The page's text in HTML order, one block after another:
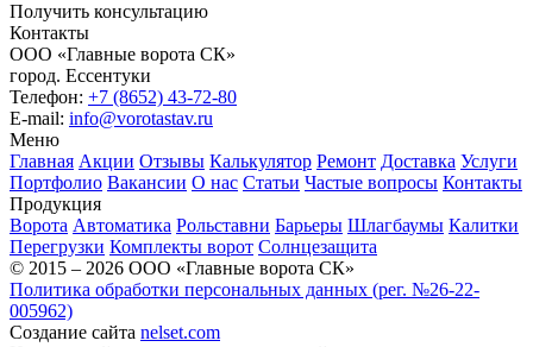
Получить консультацию
Контакты
ООО «Главные ворота СК»
город. Ессентуки
Телефон: +7 (8652) 43-72-80
E-mail: info@vorotastav.ru
Меню
Главная Акции Отзывы Калькулятор Ремонт Доставка Услуги
Портфолио Вакансии О нас Статьи Частые вопросы Контакты
Продукция
Ворота Автоматика Рольставни Барьеры Шлагбаумы Калитки
Перегрузки Комплекты ворот Солнцезащита
© 2015 – 2026 ООО «Главные ворота СК»
Политика обработки персональных данных (рег. №26-22-
005962)
Создание сайта nelset.com